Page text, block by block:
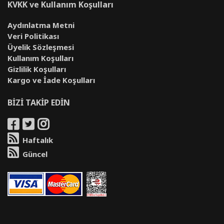
KVKK ve Kullanım Koşulları
Aydınlatma Metni
Veri Politikası
Üyelik Sözleşmesi
Kullanım Koşulları
Gizlilik Koşulları
Kargo ve İade Koşulları
BİZİ TAKİP EDİN
Haftalık
Güncel